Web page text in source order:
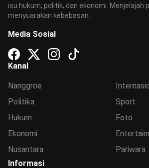
isu hukum, politik, dan ekonomi. Menjelajah
menyuarakan kebebasan.
Media Sosial
Kanal
Nanggroe
Politika
Hukum
Ekonomi
Nusantara
Sport
Foto
Pariwara
Informasi